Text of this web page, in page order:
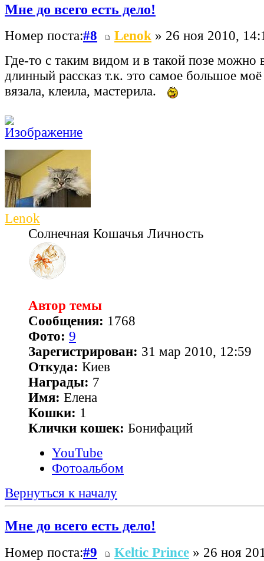
Мне до всего есть дело!
Номер поста:#8 Lenok » 26 ноя 2010,
Где-то с таким видом и в такой позе можно
длинный рассказ т.к. это самое большое
вязала, клеила, мастерила.
Lenok
Солнечная Кошачья Личность
Автор темы
Сообщения: 1768
Фото: 9
Зарегистрирован: 31 мар 2010, 12:59
Откуда: Киев
Награды: 7
Имя: Елена
Кошки: 1
Клички кошек: Бонифаций
YouTube
Фотоальбом
Вернуться к началу
Мне до всего есть дело!
Номер поста:#9 Keltic Prince » 26 ноя